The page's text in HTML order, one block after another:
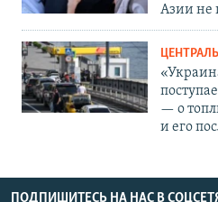
Азии не
— о
и его
ПОДПИШИТЕСЬ НА НАС В